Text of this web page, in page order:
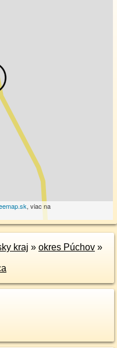
, viac na
kraj » okres Púchov »